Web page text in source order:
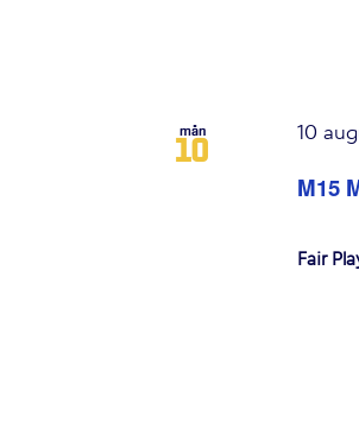
mån
10
M15
10
Fair